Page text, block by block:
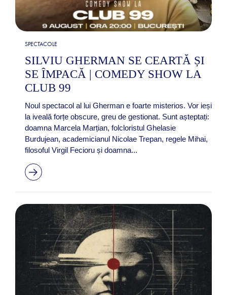
SPECTACOLE
SILVIU GHERMAN SE CEARTĂ ȘI
SE ÎMPACĂ | COMEDY SHOW LA
CLUB 99
Noul spectacol al lui Gherman e foarte misterios. Vor ieși
la iveală forțe obscure, greu de gestionat. Sunt așteptați:
doamna Marcela Marțian, folcloristul Ghelasie
Burdujean, academicianul Nicolae Trepan, regele Mihai,
filosoful Virgil Fecioru și doamna...